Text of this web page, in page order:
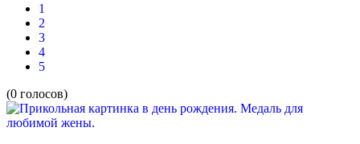
1
2
3
4
5
(0 голосов)